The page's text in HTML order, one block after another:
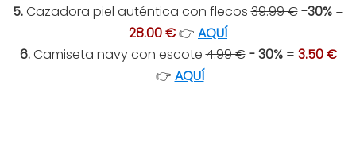
5.Cazadora piel auténtica con flecos39.99 €-30%=
28.00 €👉 AQUÍ
6.Camiseta navy con escote4.99 €- 30%= 3.50 €
👉 AQUÍ